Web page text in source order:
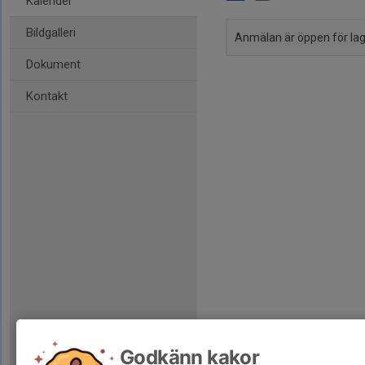
Bildgalleri
Dokument
Kontakt
Anmälan är öppen för
Godkänn kakor